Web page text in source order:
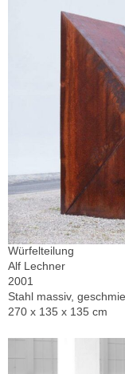
Würfelteilung
Alf Lechner
2001
Stahl massiv,
270 x 135 x 135 cm